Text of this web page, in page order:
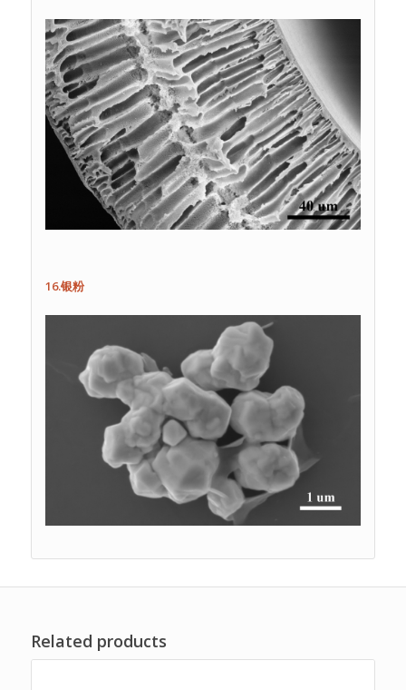
16.银粉
Related products